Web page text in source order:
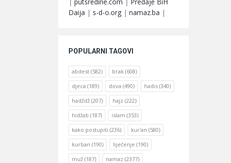
Daija | s-d-o.org | namaz.ba |
POPULARNI TAGOVI
abdest (582) brak (608)
djeca (189) dova (490) hadis (340)
hadždž (207) hajz (222)
hidžab (187) islam (353)
kako postupiti (236) kur'an (580)
kurban (190) liječenje (190)
muž (187) namaz (2377)